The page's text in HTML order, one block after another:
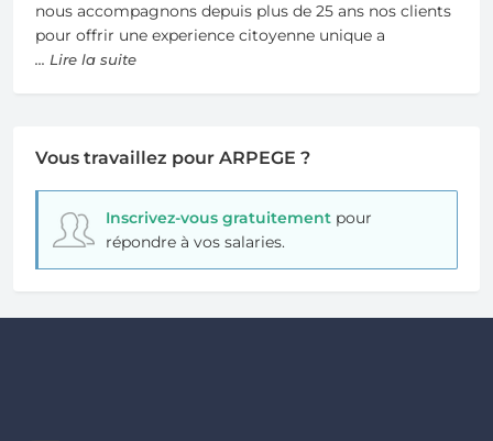
nous accompagnons depuis plus de 25 ans nos clients
pour offrir une experience citoyenne unique a
... Lire la suite
Vous travaillez pour ARPEGE ?
Inscrivez-vous gratuitementpour
répondre à vos salaries.